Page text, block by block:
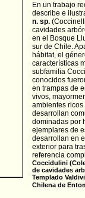
En un trabajo
describe e
n. sp.
cavidades
en el Bosque
sur de Chile.
hábitat, el
características
subfamilia
conocidos
en trampas de
vivos,
ambientes
desarrollan
dominadas por
ejemplares de
desarrollan en
exterior para
referencia
Coccidulini
de cavidades
Templado
Chilena de